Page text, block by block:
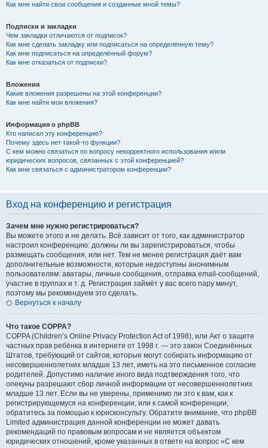
Как мне найти свои сообщения и созданные мной темы?
Подписки и закладки
Чем закладки отличаются от подписок?
Как мне сделать закладку или подписаться на определённую тему?
Как мне подписаться на определённый форум?
Как мне отказаться от подписки?
Вложения
Какие вложения разрешены на этой конференции?
Как мне найти мои вложения?
Информация о phpBB
Кто написал эту конференцию?
Почему здесь нет такой-то функции?
С кем можно связаться по вопросу некорректного использования и/или
юридических вопросов, связанных с этой конференцией?
Как мне связаться с администратором конференции?
Вход на конференцию и регистрация
Зачем мне нужно регистрироваться?
Вы можете этого и не делать. Всё зависит от того, как администратор
настроил конференцию: должны ли вы зарегистрироваться, чтобы
размещать сообщения, или нет. Тем не менее регистрация даёт вам
дополнительные возможности, которые недоступны анонимным
пользователям: аватары, личные сообщения, отправка email-сообщений,
участие в группах и т. д. Регистрация займёт у вас всего пару минут,
поэтому мы рекомендуем это сделать.
Вернуться к началу
Что такое COPPA?
COPPA (Children’s Online Privacy Protection Act of 1998), или Акт о защите
частных прав ребёнка в интернете от 1998 г. — это закон Соединённых
Штатов, требующий от сайтов, которые могут собирать информацию от
несовершеннолетних младше 13 лет, иметь на это письменное согласие
родителей. Допустимо наличие иного вида подтверждения того, что
опекуны разрешают сбор личной информации от несовершеннолетних
младше 13 лет. Если вы не уверены, применимо ли это к вам, как к
регистрирующемуся на конференции, или к самой конференции,
обратитесь за помощью к юрисконсульту. Обратите внимание, что phpBB
Limited администрация данной конференции не может давать
рекомендаций по правовым вопросам и не является объектом
юридических отношений, кроме указанных в ответе на вопрос «С кем